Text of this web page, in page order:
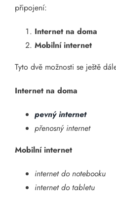
připojení:
Internet na doma
Mobilní internet
Tyto dvě možnosti se ještě
Internet na doma
pevný internet
přenosný internet
Mobilní internet
internet do notebooku
internet do tabletu